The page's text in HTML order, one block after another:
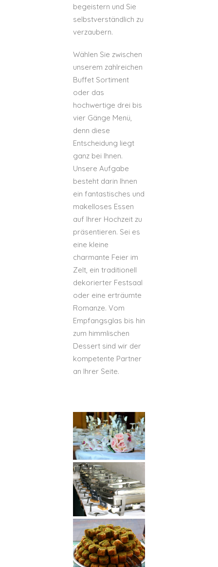
begeistern und Sie
selbstverständlich zu
verzaubern.
Wählen Sie zwischen
unserem zahlreichen
Buffet Sortiment
oder das
hochwertige drei bis
vier Gänge Menü,
denn diese
Entscheidung liegt
ganz bei Ihnen.
Unsere Aufgabe
besteht darin Ihnen
ein fantastisches und
makelloses Essen
auf Ihrer Hochzeit zu
präsentieren. Sei es
eine kleine
charmante Feier im
Zelt, ein traditionell
dekorierter Festsaal
oder eine erträumte
Romanze. Vom
Empfangsglas bis hin
zum himmlischen
Dessert sind wir der
kompetente Partner
an Ihrer Seite.